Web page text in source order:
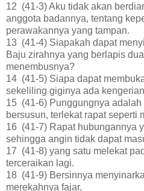
12 (41-3) Aku tidak akan
anggota badannya, tentang
perawakannya yang tampan.
13 (41-4) Siapakah dapat
Baju zirahnya yang berlapis
menembusnya?
14 (41-5) Siapa dapat
sekeliling giginya ada
15 (41-6) Punggungnya
bersusun, terlekat rapat seperti
16 (41-7) Rapat hubungannya
sehingga angin tidak dapat
17 (41-8) yang satu melekat
terceraikan lagi.
18 (41-9) Bersinnya
merekahnya fajar.